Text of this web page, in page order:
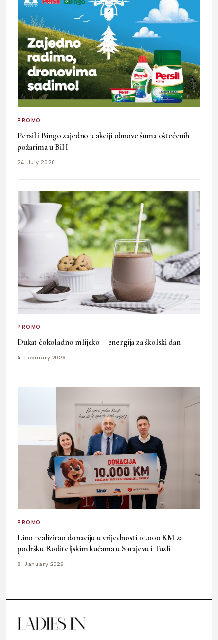
PROMO
Persil i Bingo zajedno u akciji obnove šuma oštećenih
požarima u BiH
24. July 2026.
PROMO
Dukat čokoladno mlijeko – energija za školski dan
4. February 2026.
PROMO
Lino realizirao donaciju u vrijednosti 10.000 KM za
podršku Roditeljskim kućama u Sarajevu i Tuzli
8. January 2026.